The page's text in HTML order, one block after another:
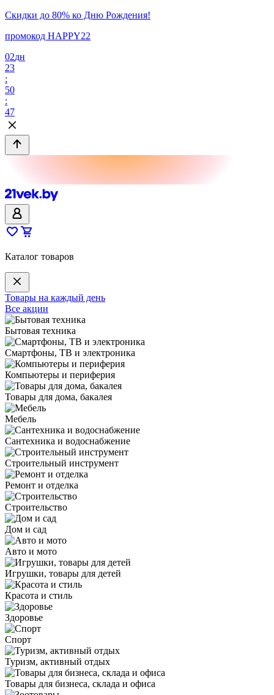
Скидки до 80% ко Дню Рождения!
промокод HAPPY22
02дн
23
:
50
:
47
Каталог товаров
Товары на каждый день
Все акции
Бытовая техника
Смартфоны, ТВ и электроника
Компьютеры и периферия
Товары для дома, бакалея
Мебель
Сантехника и водоснабжение
Строительный инструмент
Ремонт и отделка
Строительство
Дом и сад
Авто и мото
Игрушки, товары для детей
Красота и стиль
Здоровье
Спорт
Туризм, активный отдых
Товары для бизнеса, склада и офиса